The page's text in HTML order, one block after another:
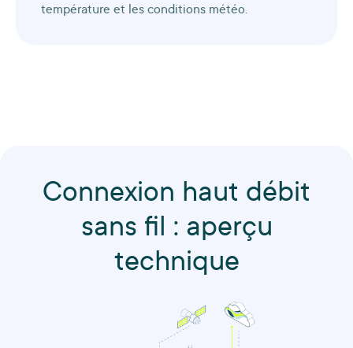
température et les conditions météo.
Connexion haut débit
sans fil : aperçu
technique